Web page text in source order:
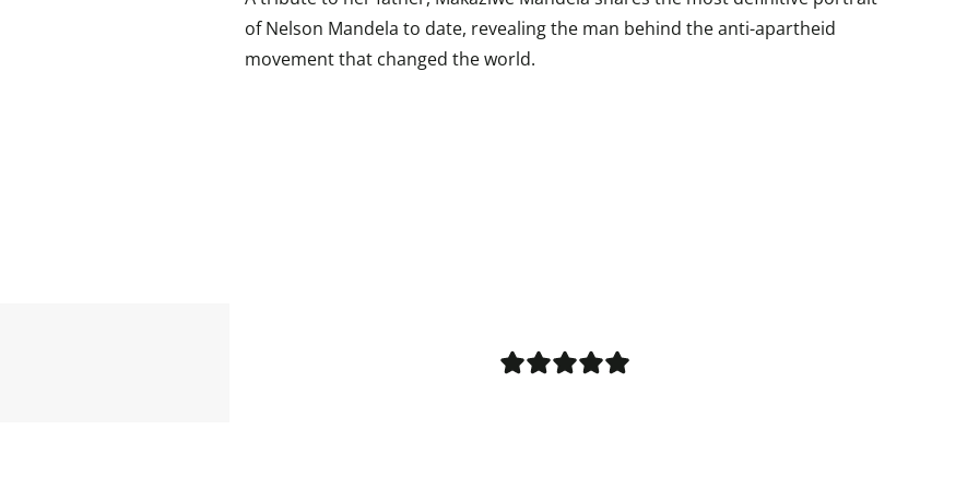
of Nelson Mandela to date, revealing the man behind the anti-apartheid
movement that changed the world.